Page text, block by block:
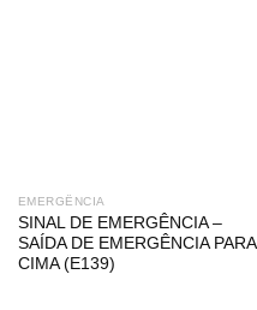
EMERGÊNCIA
SINAL DE EMERGÊNCIA –
SAÍDA DE EMERGÊNCIA PARA
CIMA (E139)